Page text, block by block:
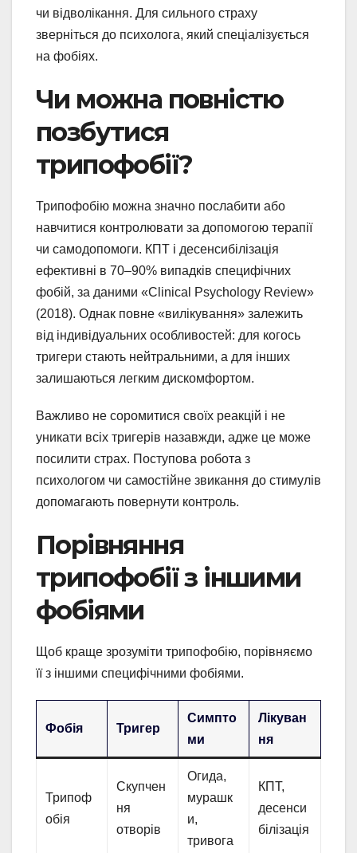
чи відволікання. Для сильного страху
зверніться до психолога, який спеціалізується
на фобіях.
Чи можна повністю
позбутися
трипофобії?
Трипофобію можна значно послабити або
навчитися контролювати за допомогою терапії
чи самодопомоги. КПТ і десенсибілізація
ефективні в 70–90% випадків специфічних
фобій, за даними «Clinical Psychology Review»
(2018). Однак повне «вилікування» залежить
від індивідуальних особливостей: для когось
тригери стають нейтральними, а для інших
залишаються легким дискомфортом.
Важливо не соромитися своїх реакцій і не
уникати всіх тригерів назавжди, адже це може
посилити страх. Поступова робота з
психологом чи самостійне звикання до стимулів
допомагають повернути контроль.
Порівняння
трипофобії з іншими
фобіями
Щоб краще зрозуміти трипофобію, порівняємо
її з іншими специфічними фобіями.
Фобія Тригер
Симпто
ми
Лікуван
ня
Трипоф
обія
Скупчен
ня
отворів
Огида,
мурашк
и,
тривога
КПТ,
десенси
білізація